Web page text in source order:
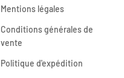
Mentions légales
Conditions générales de
vente
Politique d'expédition